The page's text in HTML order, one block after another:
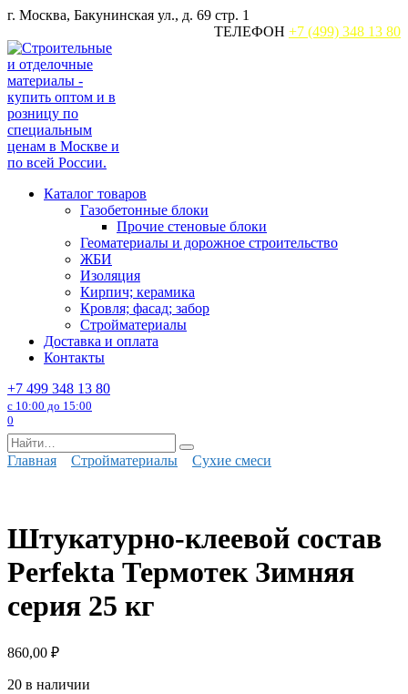
Перейти
содержанию
г. Москва, Бакунинская ул., д. 69 стр. 1
ТЕЛЕФОН +7 (499) 348 13 80
Каталог товаров
Газобетонные блоки
Прочие стеновые блоки
Геоматериалы и дорожное строительство
ЖБИ
Изоляция
Кирпич; керамика
Кровля; фасад; забор
Стройматериалы
Доставка и оплата
Контакты
+7 499 348 13 80
с 10:00 до 15:00
0
Search
for:
Главная Стройматериалы Сухие смеси
Штукатурно-клеевой состав
Perfekta Термотек Зимняя
серия 25 кг
860,00 ₽
20 в наличии